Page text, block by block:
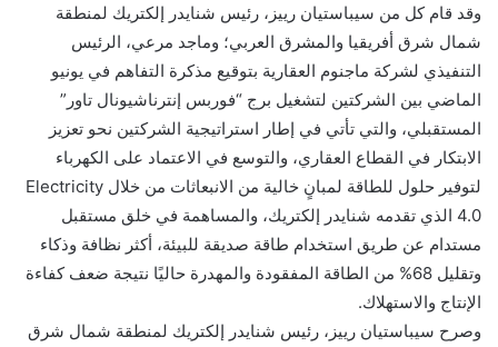
وقد قام كل من سيباستيان رييز، رئيس شنايدر إلكتريك لمنطقة
شمال شرق أفريقيا والمشرق العربي؛ وماجد مرعي، الرئيس
التنفيذي لشركة ماجنوم العقارية بتوقيع مذكرة التفاهم في يونيو
الماضي بين الشركتين لتشغيل برج “فوربس إنترناشيونال تاور”
المستقبلي، والتي تأتي في إطار استراتيجية الشركتين نحو تعزيز
الابتكار في القطاع العقاري، والتوسع في الاعتماد على الكهرباء
لتوفير حلول للطاقة لمبانٍ خالية من الانبعاثات من خلال Electricity
4.0 الذي تقدمه شنايدر إلكتريك، والمساهمة في خلق مستقبل
مستدام عن طريق استخدام طاقة صديقة للبيئة، أكثر نظافة وذكاء
وتقليل 68% من الطاقة المفقودة والمهدرة حاليًا نتيجة ضعف كفاءة
الإنتاج والاستهلاك.
وصرح سيباستيان رييز، رئيس شنايدر إلكتريك لمنطقة شمال شرق